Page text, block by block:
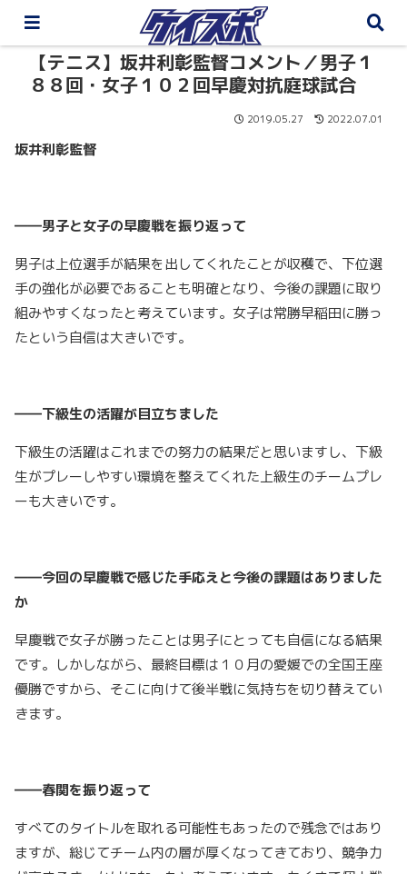
【テニス】坂井利彰監督コメント／男子１
８８回・女子１０２回早慶対抗庭球試合
2019.05.27 2022.07.01
坂井利彰監督
――男子と女子の早慶戦を振り返って
男子は上位選手が結果を出してくれたことが収穫で、下位選
手の強化が必要であることも明確となり、今後の課題に取り
組みやすくなったと考えています。女子は常勝早稲田に勝っ
たという自信は大きいです。
――下級生の活躍が目立ちました
下級生の活躍はこれまでの努力の結果だと思いますし、下級
生がプレーしやすい環境を整えてくれた上級生のチームプレ
ーも大きいです。
――今回の早慶戦で感じた手応えと今後の課題はありました
か
早慶戦で女子が勝ったことは男子にとっても自信になる結果
です。しかしながら、最終目標は１０月の愛媛での全国王座
優勝ですから、そこに向けて後半戦に気持ちを切り替えてい
きます。
――春関を振り返って
すべてのタイトルを取れる可能性もあったので残念ではあり
ますが、総じてチーム内の層が厚くなってきており、競争力